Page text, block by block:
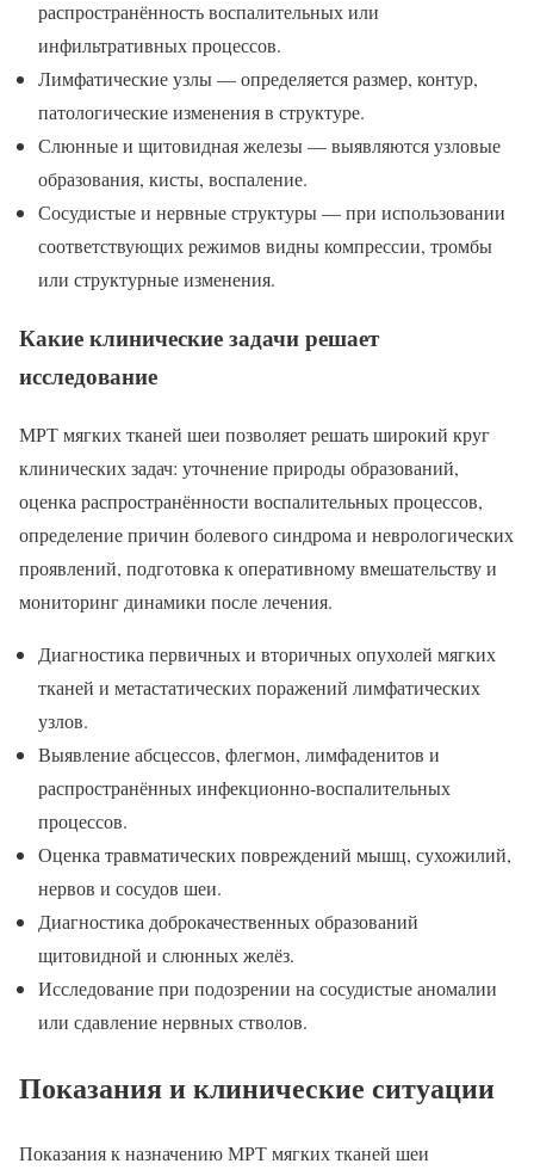
распространённость воспалительных или
инфильтративных процессов.
Лимфатические узлы — определяется размер, контур,
патологические изменения в структуре.
Слюнные и щитовидная железы — выявляются узловые
образования, кисты, воспаление.
Сосудистые и нервные структуры — при использовании
соответствующих режимов видны компрессии, тромбы
или структурные изменения.
Какие клинические задачи решает
исследование
МРТ мягких тканей шеи позволяет решать широкий круг
клинических задач: уточнение природы образований,
оценка распространённости воспалительных процессов,
определение причин болевого синдрома и неврологических
проявлений, подготовка к оперативному вмешательству и
мониторинг динамики после лечения.
Диагностика первичных и вторичных опухолей мягких
тканей и метастатических поражений лимфатических
узлов.
Выявление абсцессов, флегмон, лимфаденитов и
распространённых инфекционно-воспалительных
процессов.
Оценка травматических повреждений мышц, сухожилий,
нервов и сосудов шеи.
Диагностика доброкачественных образований
щитовидной и слюнных желёз.
Исследование при подозрении на сосудистые аномалии
или сдавление нервных стволов.
Показания и клинические ситуации
Показания к назначению МРТ мягких тканей шеи